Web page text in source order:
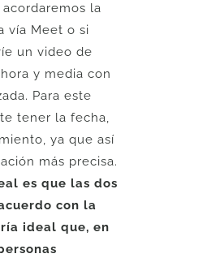
la
vía Meet o si
un video de
y media con
Para este
tener la fecha,
ya que así
más precisa.
es que las dos
con la
ideal que, en